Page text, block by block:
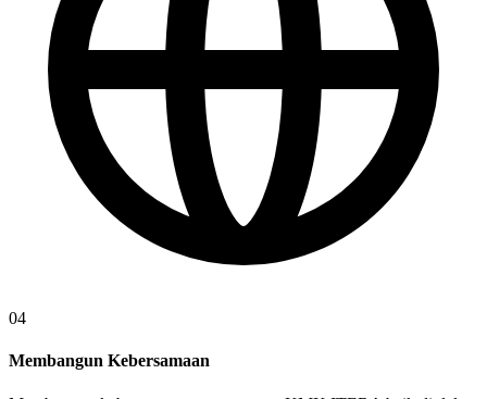
04
Membangun Kebersamaan